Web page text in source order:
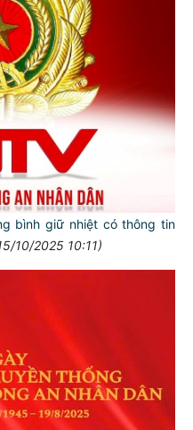
bình giữ nhiệt có thông tin
10/2025 10:11)